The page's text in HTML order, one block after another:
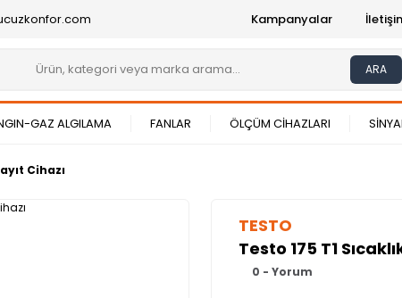
Kampanyalar
ARA
GAZ ALGILAMA FANLAR ÖLÇÜM CİHAZLARI
Cihazı
TESTO
Testo 175 T1
0 - Yorum